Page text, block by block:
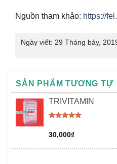
Nguồn tham khảo: https://
Ngày viết: 29 Tháng bảy,
SẢN PHẨM TƯƠNG TỰ
TRIVITAMIN
hạng5.00
5 sao
30,000₫